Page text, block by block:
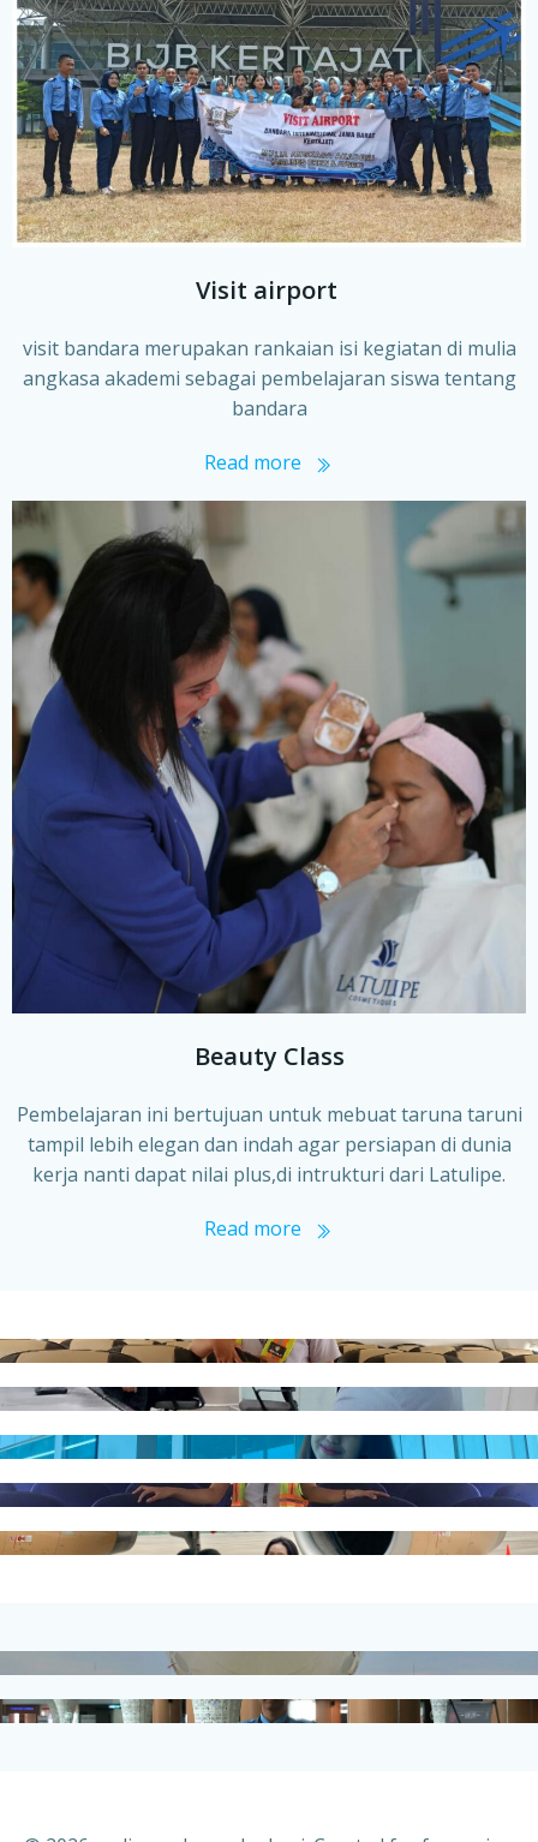
Visit airport
visit bandara merupakan rankaian isi kegiatan di mulia
angkasa akademi sebagai pembelajaran siswa tentang
bandara
Read more
Beauty Class
Pembelajaran ini bertujuan untuk mebuat taruna taruni
tampil lebih elegan dan indah agar persiapan di dunia
kerja nanti dapat nilai plus,di intrukturi dari Latulipe.
Read more